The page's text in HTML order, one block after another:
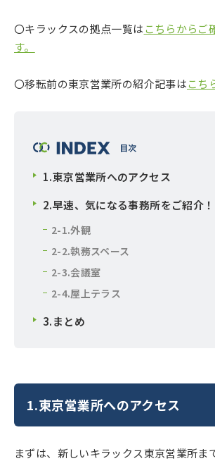
〇キラックスの拠点一覧はこちらからご
す。
〇移転前の東京営業所の紹介記事はこち
1.東京営業所へのアクセス
2.早速、気になる事務所をご紹介！
2-1.外観
2-2.執務スペース
2-3.会議室
2-4.屋上テラス
3.まとめ
1.東京営業所へのアクセス
まずは、新しいキラックス東京営業所ま